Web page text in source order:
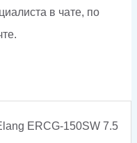
в чате, по